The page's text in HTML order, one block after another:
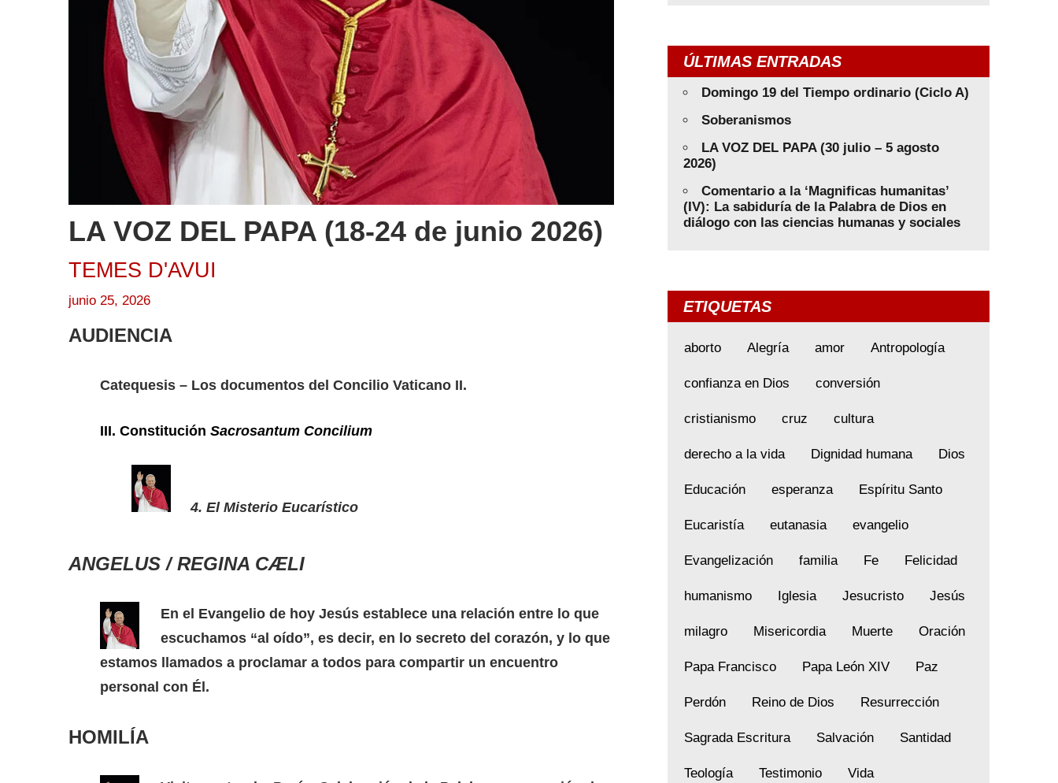
LA VOZ DEL PAPA (18-24 de junio 2026)
TEMES D'AVUI
junio 25, 2026
AUDIENCIA
Catequesis – Los documentos del Concilio Vaticano II.
III. Constitución Sacrosantum Concilium
4. El Misterio Eucarístico
ANGELUS / REGINA CÆLI
En el Evangelio de hoy Jesús establece una relación entre lo que
escuchamos “al oído”, es decir, en lo secreto del corazón, y lo que
estamos llamados a proclamar a todos para compartir un encuentro
personal con Él.
HOMILÍA
ÚLTIMAS ENTRADAS
Domingo 19 del Tiempo ordinario (Ciclo A)
Soberanismos
LA VOZ DEL PAPA (30 julio – 5 agosto
2026)
Comentario a la ‘Magnificas humanitas’
(IV): La sabiduría de la Palabra de Dios en
diálogo con las ciencias humanas y sociales
ETIQUETAS
aborto Alegría amor Antropología
confianza en Dios conversión
cristianismo cruz cultura
derecho a la vida Dignidad humana Dios
Educación esperanza Espíritu Santo
Eucaristía eutanasia evangelio
Evangelización familia Fe Felicidad
humanismo Iglesia Jesucristo Jesús
milagro Misericordia Muerte Oración
Papa Francisco Papa León XIV Paz
Perdón Reino de Dios Resurrección
Sagrada Escritura Salvación Santidad
Teología Testimonio Vida